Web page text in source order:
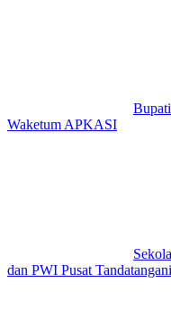
Waketum APKASI
dan PWI Pusat